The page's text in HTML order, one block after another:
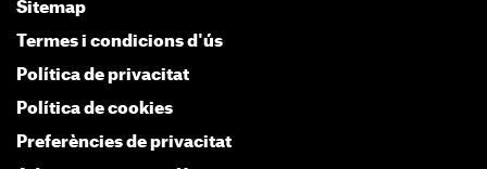
Sitemap
Termes i condicions d'ús
Política de privacitat
Política de cookies
Preferències de privacitat